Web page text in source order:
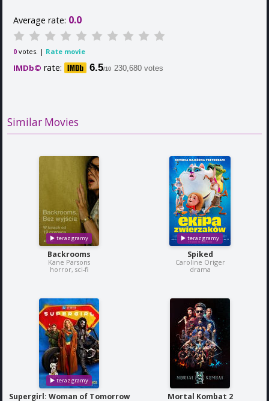
Average rate: 0.0
0 votes. | Rate movie
IMDb© rate: 6.5/10 230,680 votes
Similar Movies
Backrooms
Kane Parsons
horror, sci-fi
Spiked
Caroline Origer
drama
Supergirl: Woman of Tomorrow Mortal Kombat 2